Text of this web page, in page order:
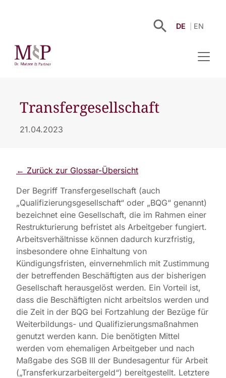
DE EN
Transfergesellschaft
21.04.2023
← Zurück zur Glossar-Übersicht
Der Begriff Transfergesellschaft (auch
„Qualifizierungsgesellschaft“ oder „BQG“ genannt)
bezeichnet eine Gesellschaft, die im Rahmen einer
Restrukturierung befristet als Arbeitgeber fungiert.
Arbeitsverhältnisse können dadurch kurzfristig,
insbesondere ohne Einhaltung von
Kündigungsfristen, einvernehmlich mit Zustimmung
der betreffenden Beschäftigten aus der bisherigen
Gesellschaft herausgelöst werden. Ein Vorteil ist,
dass die Beschäftigten nicht arbeitslos werden und
die Zeit in der BQG bei Fortzahlung der Bezüge für
Weiterbildungs- und Qualifizierungsmaßnahmen
genutzt werden kann. Die benötigten Mittel
werden vom ehemaligen Arbeitgeber und nach
Maßgabe des SGB III der Bundesagentur für Arbeit
(„Transferkurzarbeitergeld“) bereitgestellt. Letztere